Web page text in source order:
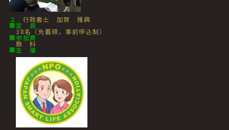
２ 行政書士 加賀 雅典
■定 員
38名（先着順，事前申込制）
■参加費
無 料
■主 催